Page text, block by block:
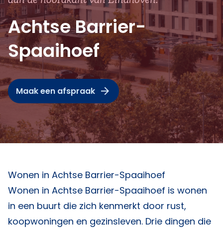
Achtse Barrier-
Spaaihoef
Maak een afspraak
Wonen in Achtse Barrier-Spaaihoef
Wonen in Achtse Barrier-Spaaihoef is wonen
in een buurt die zich kenmerkt door rust,
koopwoningen en gezinsleven. Drie dingen die